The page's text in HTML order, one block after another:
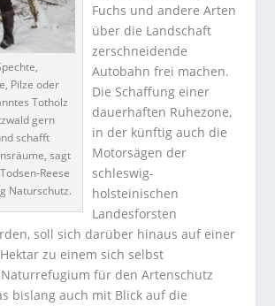
Pilze oder
Totholz
gern
schafft
sagt
Reese
Naturschutz.
Fuchs und andere Arten
über die Landschaft
zerschneidende
Autobahn frei machen.
Die Schaffung einer
dauerhaften Ruhezone,
in der künftig auch die
Motorsägen der
schleswig-
holsteinischen
Landesforsten
soll sich darüber hinaus auf einer
zu einem sich selbst
für den Artenschutz
bislang auch mit Blick auf die